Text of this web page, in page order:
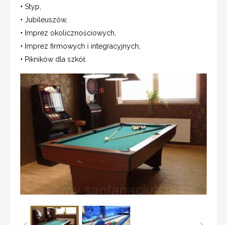
• Styp,
• Jubileuszów,
• Imprez okolicznościowych,
• Imprez firmowych i integracyjnych,
• Pikników dla szkół.